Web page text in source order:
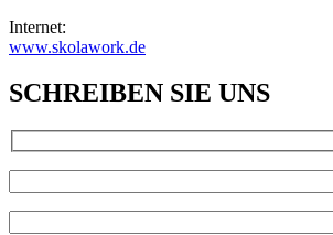
Internet:
www.skolawork.de
SCHREIBEN SIE UNS